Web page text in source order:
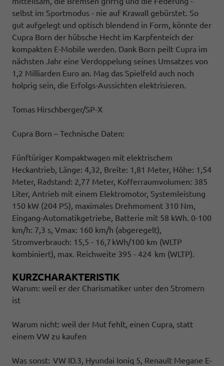
selbst im Sportmodus - nie auf Krawall gebürstet. So
gut aufgelegt und optisch blendend in Form, könnte der
Cupra Born der hübsche Hecht im Karpfenteich der
kompakten E-Mobile werden. Dank Born peilt Cupra im
nächsten Jahr eine Verdoppelung seines Umsatzes von
1,2 Milliarden Euro an. Mag das Spielfeld auch noch
holprig sein, die Erfolgs-Aussichten elektrisieren.
Tomas Hirschberger/SP-X
Cupra Born – Technische Daten:
Fünftüriger Kompaktwagen mit elektrischem
Heckantrieb, Länge: 4,32, Breite: 1,81 Meter, Höhe: 1,54
Meter, Radstand: 2,77 Meter, Kofferraumvolumen: 385
Liter, Antrieb mit einem Elektromotor, Systemleistung
150 kW (204 PS), maximales Drehmoment 310 Nm,
Eingang-Automatikgetriebe, Batterie mit 58 kWh. 0-100
km/h: 7,3 s, Vmax: 160 km/h (abgeregelt),
Stromverbrauch: 15,5 - 16,7 kWh/100 km (WLTP
kombiniert), max. Reichweite 395 - 424 km (WLTP).
KURZCHARAKTERISTIK
Warum: weil er der Charismatiker unter den Stromern
ist
Warum nicht: weil der Mut fehlt, einen Cupra, statt
einem VW zu kaufen
Was sonst: VW ID.3, Hyundai Ioniq 5, Renault Megane E-